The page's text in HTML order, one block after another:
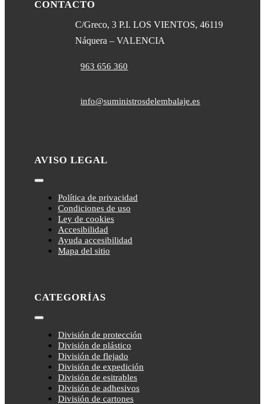
CONTACTO
C/Greco, 3 P.I. LOS VIENTOS, 46119
Náquera – VALENCIA
963 656 360
info@suministrosdelembalaje.es
AVISO LEGAL
Toggle
NavigationPolítica de privacidad
Condiciones de uso
Ley de cookies
Accesibilidad
Ayuda accesibilidad
Mapa del sitio
CATEGORÍAS
Toggle
NavigationDivisión de protección
División de plástico
División de flejado
División de expedición
División de esitrables
División de adhesivos
División de cartones